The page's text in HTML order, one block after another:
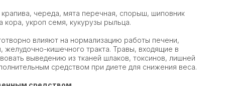
череда, мята перечная, спорыш, шиповник
кора, укроп семя, кукурузы рыльца.
влияют на нормализацию работы печени,
кишечного тракта. Травы, входящие в
выведению из тканей шлаков, токсинов, лишней
средством при диете для снижения веса.